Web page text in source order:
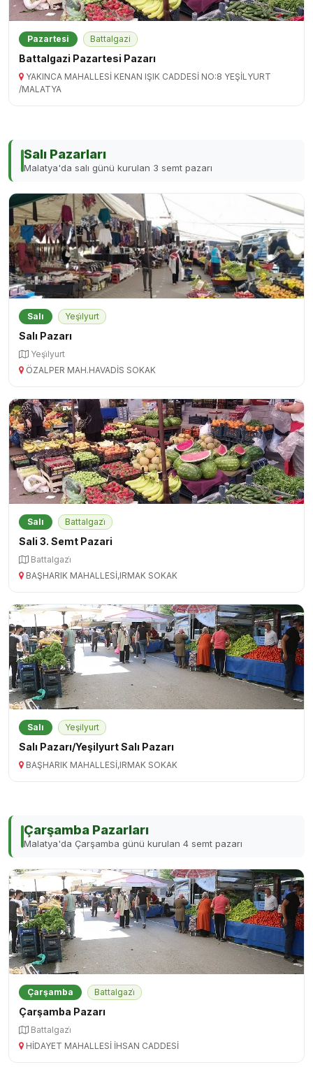
Pazartesi Battalgazi
Battalgazi Pazartesi Pazarı
YAKINCA MAHALLESİ KENAN IŞIK CADDESİ NO:8 YEŞİLYURT
/MALATYA
Salı Pazarları
Malatya'da salı günü kurulan 3 semt pazarı
Salı Yeşi̇lyurt
Salı Pazarı
Yeşi̇lyurt
ÖZALPER MAH.HAVADİS SOKAK
Salı Battalgazi̇
Sali 3. Semt Pazari
Battalgazi̇
BAŞHARIK MAHALLESİ,IRMAK SOKAK
Salı Yeşilyurt
Salı Pazarı/Yeşilyurt Salı Pazarı
BAŞHARIK MAHALLESİ,IRMAK SOKAK
Çarşamba Pazarları
Malatya'da Çarşamba günü kurulan 4 semt pazarı
Çarşamba Battalgazi̇
Çarşamba Pazarı
Battalgazi̇
HİDAYET MAHALLESİ İHSAN CADDESİ